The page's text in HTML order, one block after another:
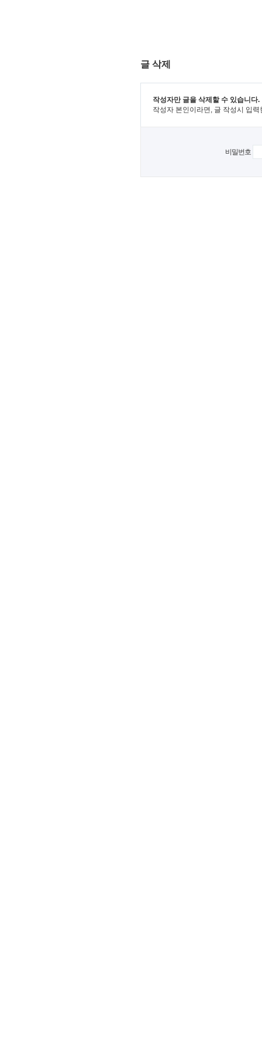
글 삭제
작성자만 글을 삭제할 수 있습니다.
작성자 본인이라면, 글 작성시 입
비밀번호